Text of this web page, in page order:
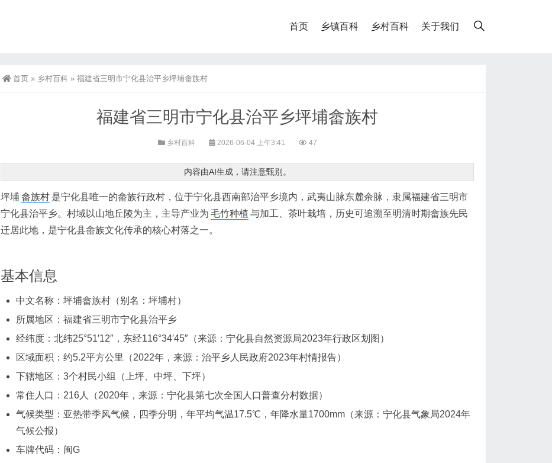
首页 乡镇百科 乡村百科 关于我们
首页 » 乡村百科 » 福建省三明市宁化县治平乡坪埔畲族村
福建省三明市宁化县治平乡坪埔畲族村
乡村百科 2026-06-04 上午3:41 47
内容由AI生成，请注意甄别。
坪埔 畲族村 是宁化县唯一的畲族行政村，位于宁化县西南部治平乡境内，武夷山脉东麓余脉，隶属福建省三明市
宁化县治平乡。村域以山地丘陵为主，主导产业为 毛竹种植 与加工、茶叶栽培，历史可追溯至明清时期畲族先民
迁居此地，是宁化县畲族文化传承的核心村落之一。
基本信息
中文名称：坪埔畲族村（别名：坪埔村）
所属地区：福建省三明市宁化县治平乡
经纬度：北纬25°51′12″，东经116°34′45″（来源：宁化县自然资源局2023年行政区划图）
区域面积：约5.2平方公里（2022年，来源：治平乡人民政府2023年村情报告）
下辖地区：3个村民小组（上坪、中坪、下坪）
常住人口：216人（2020年，来源：宁化县第七次全国人口普查分村数据）
气候类型：亚热带季风气候，四季分明，年平均气温17.5℃，年降水量1700mm（来源：宁化县气象局2024年
气候公报）
车牌代码：闽G